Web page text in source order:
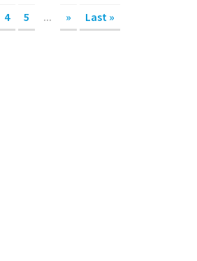
4 5 ... » Last »